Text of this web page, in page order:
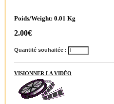
Poids/Weight: 0.01 Kg
2.00€
Quantité souhaitée :
VISIONNER LA VIDÉO